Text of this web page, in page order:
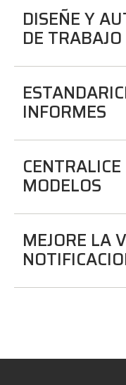
DISEÑE Y
DE TRABAJO
INFORMES
MODELOS
MEJORE LA